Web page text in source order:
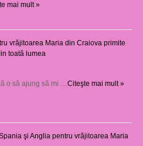
mai mult »
vrăjitoarea Maria din Craiova primite
toată lumea
o să ajung să mi …Citeşte mai mult »
şi Anglia pentru vrăjitoarea Maria